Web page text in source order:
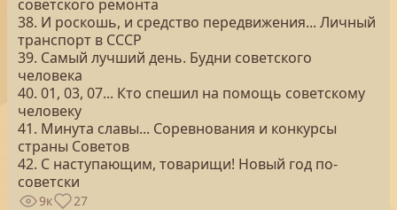
советского ремонта
38. И роскошь, и средство передвижения... Личный
транспорт в СССР
39. Самый лучший день. Будни советского
человека
40. 01, 03, 07... Кто спешил на помощь советскому
человеку
41. Минута славы... Соревнования и конкурсы
страны Советов
42. С наступающим, товарищи! Новый год по-
советски
9к 27